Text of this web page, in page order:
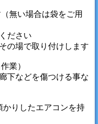
無い場合は袋をご用
ださい
の場で取り付けします
業）
下などを傷つける事な
かりしたエアコンを持